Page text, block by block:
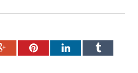
Google+PinterestLinkedInTumblr